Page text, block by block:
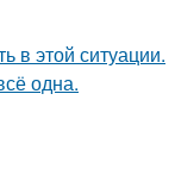
в этой ситуации.
одна.